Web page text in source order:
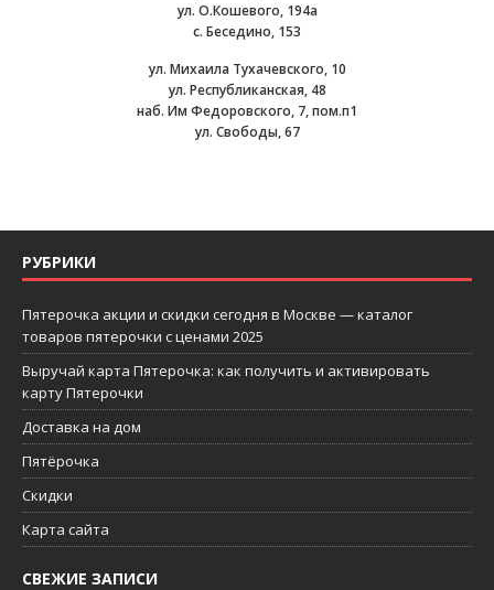
ул. О.Кошевого, 194а
с. Беседино, 153
ул. Михаила Тухачевского, 10
ул. Республиканская, 48
наб. Им Федоровского, 7, пом.п1
ул. Свободы, 67
РУБРИКИ
Пятерочка акции и скидки сегодня в Москве — каталог
товаров пятерочки с ценами 2025
Выручай карта Пятерочка: как получить и активировать
карту Пятерочки
Доставка на дом
Пятёрочка
Скидки
Карта сайта
СВЕЖИЕ ЗАПИСИ